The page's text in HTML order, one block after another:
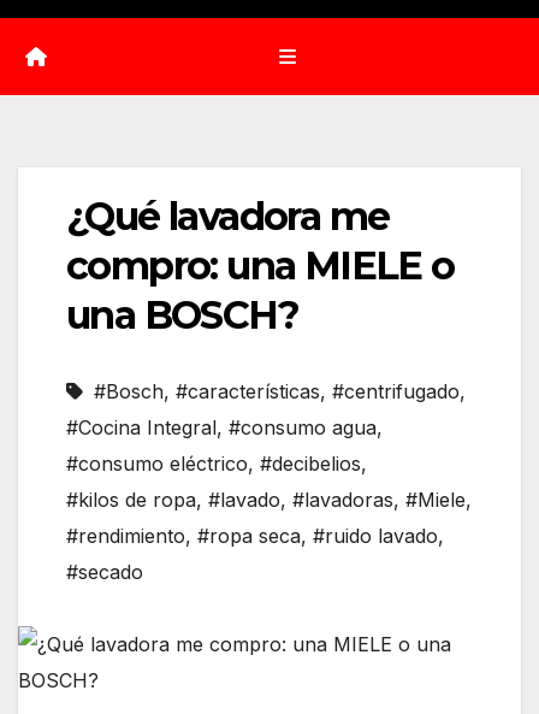
¿Qué lavadora me
compro: una MIELE o
una BOSCH?
#Bosch, #características, #centrifugado,
#Cocina Integral, #consumo agua,
#consumo eléctrico, #decibelios,
#kilos de ropa, #lavado, #lavadoras, #Miele,
#rendimiento, #ropa seca, #ruido lavado,
#secado